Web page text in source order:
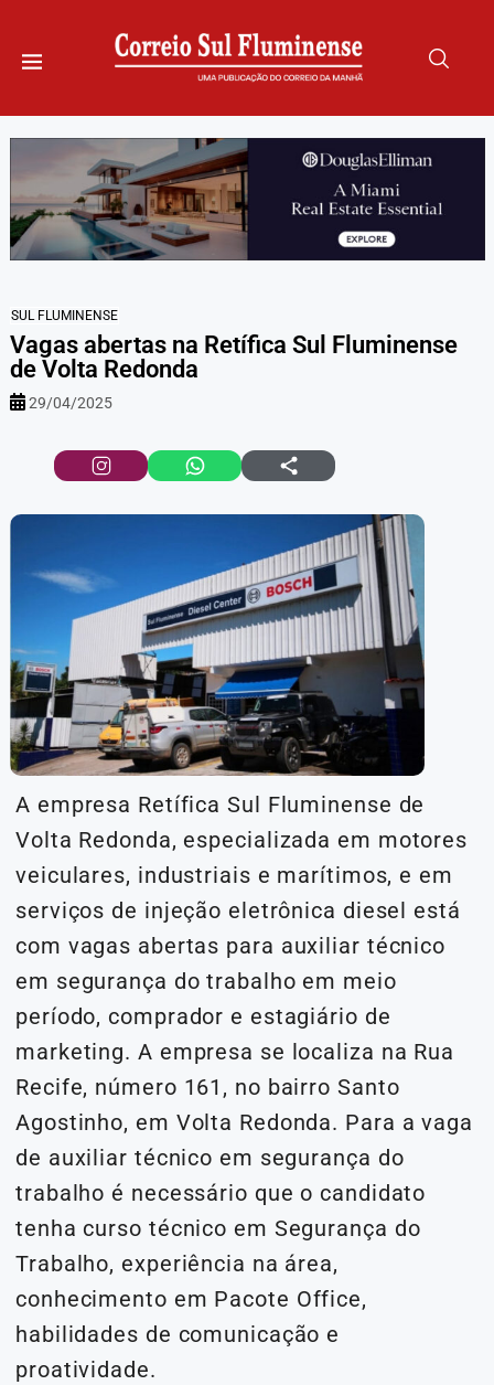
SUL FLUMINENSE
Vagas abertas na Retífica Sul Fluminense
de Volta Redonda
29/04/2025
A empresa Retífica Sul Fluminense de
Volta Redonda, especializada em motores
veiculares, industriais e marítimos, e em
serviços de injeção eletrônica diesel está
com vagas abertas para auxiliar técnico
em segurança do trabalho em meio
período, comprador e estagiário de
marketing. A empresa se localiza na Rua
Recife, número 161, no bairro Santo
Agostinho, em Volta Redonda. Para a vaga
de auxiliar técnico em segurança do
trabalho é necessário que o candidato
tenha curso técnico em Segurança do
Trabalho, experiência na área,
conhecimento em Pacote Office,
habilidades de comunicação e
proatividade.